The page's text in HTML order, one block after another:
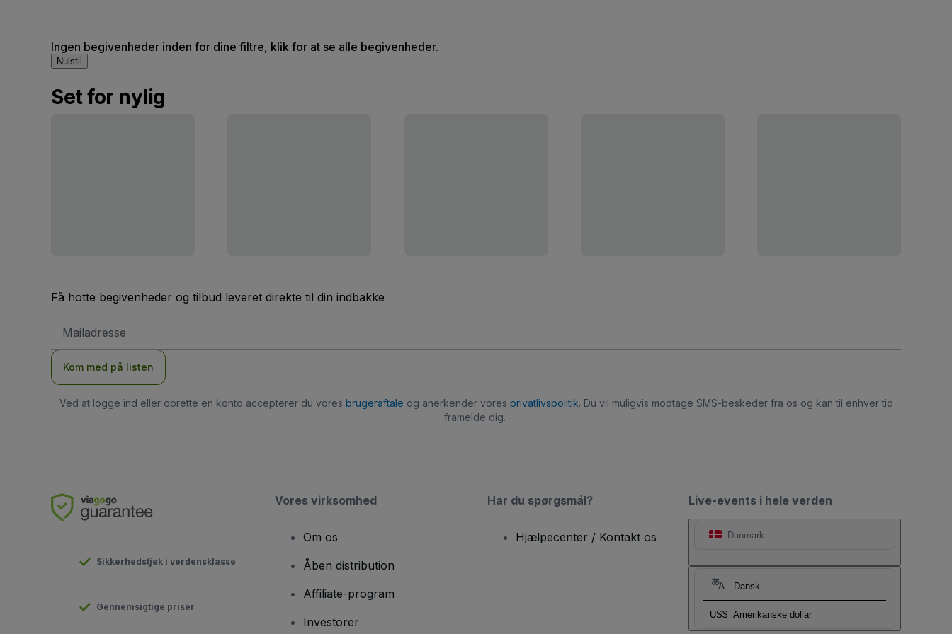
Ingen begivenheder inden for dine filtre, klik for at se alle begivenheder.
Nulstil
Set for nylig
Få hotte begivenheder og tilbud leveret direkte til din indbakke
adresse
Kom med på listen
Ved at logge ind eller oprette en konto accepterer du vores brugeraftale og anerkender vores privatlivspolitik. Du vil muligvis modtage SMS-beskeder fra os og kan til enhver tid
framelde dig.
Live-events i hele verden
Danmark
Dansk
US$ Amerikanske dollar
Sikkerhedstjek i verdensklasse
Gennemsigtige priser
Vores virksomhed
Om os
Åben distribution
Affiliate-program
Investorer
Har du spørgsmål?
Hjælpecenter / Kontakt os